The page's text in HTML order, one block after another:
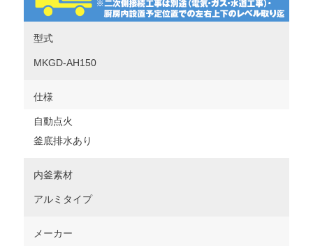
型式
MKGD-AH150
仕様
自動点火
釜底排水あり
内釜素材
アルミタイプ
メーカー